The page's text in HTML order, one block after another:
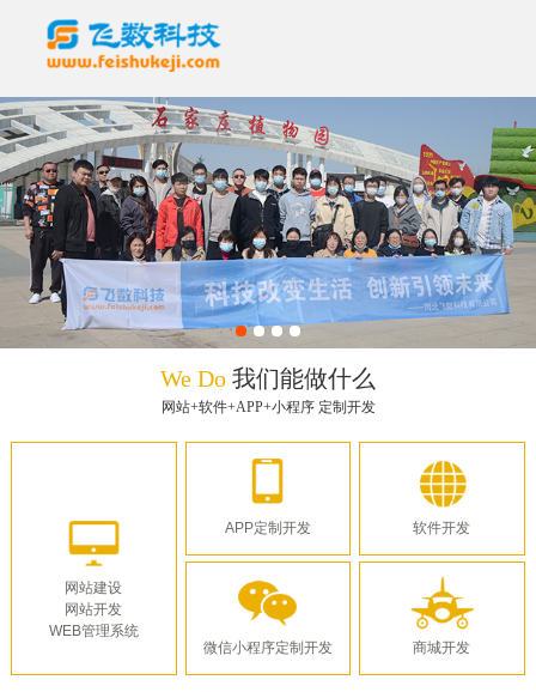
We Do 我们能做什么
网站+软件+APP+小程序 定制开发
网站建设
网站开发
WEB管理系统
APP定制开发
微信小程序定制开发
软件开发
商城开发